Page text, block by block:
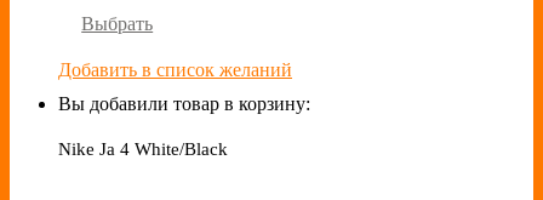
Выбрать
Добавить в список желаний
Вы добавили товар в корзину:
Nike Ja 4 White/Black